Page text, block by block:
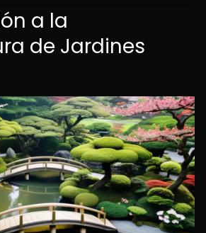
a la
de Jardines